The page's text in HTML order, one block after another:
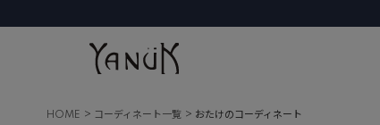
HOME コーディネート一覧 おたけのコーディネート